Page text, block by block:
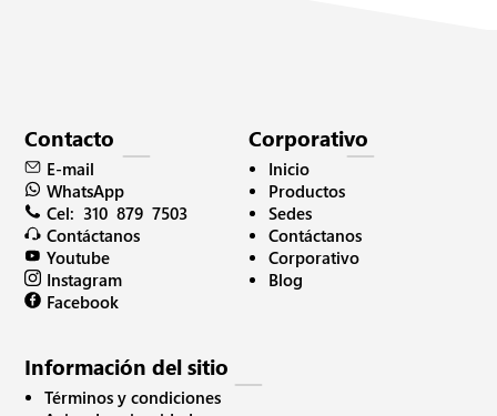
Contacto
E-mail
WhatsApp
Cel: 310 879 7503
Contáctanos
Youtube
Instagram
Facebook
Corporativo
Inicio
Productos
Sedes
Contáctanos
Corporativo
Blog
Información del sitio
Términos y condiciones